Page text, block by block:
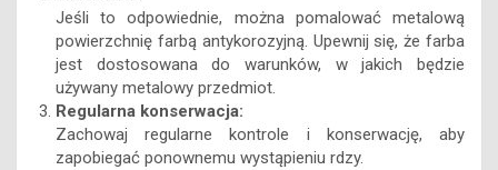
Jeśli to odpowiednie, można pomalować metalową
powierzchnię farbą antykorozyjną. Upewnij się, że farba
jest dostosowana do warunków, w jakich będzie
używany metalowy przedmiot.
Regularna konserwacja:
Zachowaj regularne kontrole i konserwację, aby
zapobiegać ponownemu wystąpieniu rdzy.